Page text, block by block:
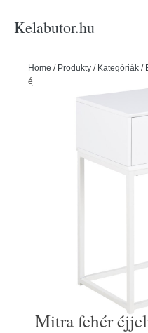
Kelabutor.hu
Home / Produkty / Kategóriák /
éjjeliszekrény - Actona
Mitra fehér